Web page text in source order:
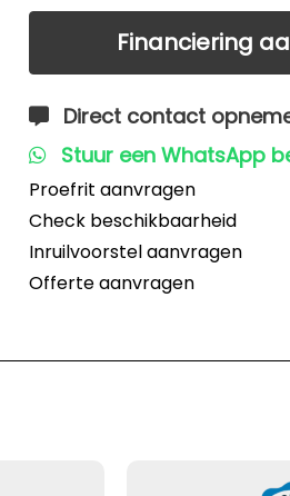
Financiering
Direct contact
Stuur een WhatsApp
Proefrit aanvragen
Check beschikbaarheid
Inruilvoorstel aanvragen
Offerte aanvragen